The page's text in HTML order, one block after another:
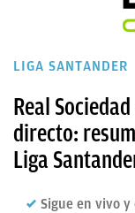
FICHAJES
DIRECTO
LIGA SANTANDER
Real
directo:
Liga
Sigue en vivo